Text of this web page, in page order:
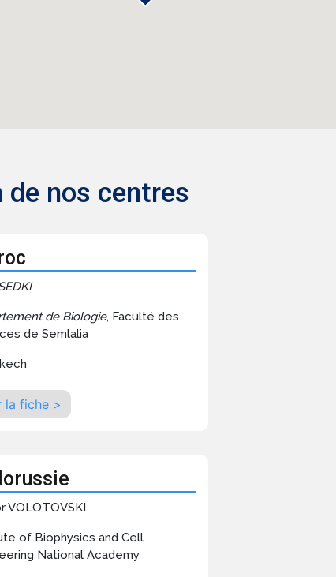
nos centres
de Biologie, Faculté des
de Semlalia
la fiche >
VOLOTOVSKI
of Biophysics and Cell
National Academy